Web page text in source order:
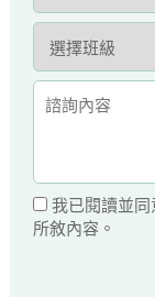
我已閱讀並同
所敘內容。